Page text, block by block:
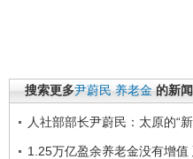
搜索更多尹蔚民 养老金 的新闻
人社部部长尹蔚民：太原的“
1.25万亿盈余养老金没有增值